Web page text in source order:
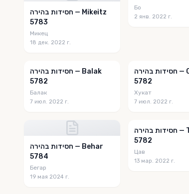
חסידות בהירה — Mikeitz
5783
Микец
18 дек. 2022 г.
Бо
2 янв. 2022 г.
חסידות בהירה — Balak
5782
Балак
7 июл. 2022 г.
חסידות בהירה — Chukas
5782
Хукат
7 июл. 2022 г.
חסידות בהירה — Behar
5784
Бегар
19 мая 2024 г.
חסידות בהירה — Tzav
5782
Цав
13 мар. 2022 г.